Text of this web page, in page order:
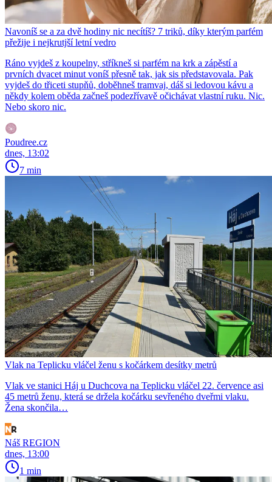
Navoníš se a za dvě hodiny nic necítíš? 7 triků, díky kterým parfém
přežije i nejkrutjší letní vedro
Ráno vyjdeš z koupelny, stříkneš si parfém na krk a zápěstí a
prvních dvacet minut voníš přesně tak, jak sis představovala. Pak
vyjdeš do třiceti stupňů, doběhneš tramvaj, dáš si ledovou kávu a
někdy kolem oběda začneš podezřívavě očichávat vlastní ruku. Nic.
Nebo skoro nic.
Poudree.cz
dnes, 13:02
7 min
Vlak na Teplicku vláčel ženu s kočárkem desítky metrů
Vlak ve stanici Háj u Duchcova na Teplicku vláčel 22. července asi
45 metrů ženu, která se držela kočárku sevřeného dveřmi vlaku.
Žena skončila…
Náš REGION
dnes, 13:00
1 min